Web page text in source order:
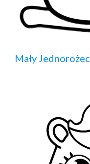
Mały Jednorożec